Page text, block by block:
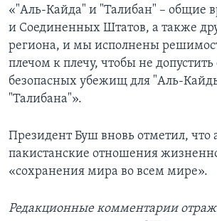
«"Аль-Кайда" и "Талибан" – общие
и Соединенных Штатов, а также
региона, и мы исполнены
плечом к плечу, чтобы не допустить
безопасных убежищ для "Аль-
"Талибана"».
Президент Буш вновь отметил, что
пакистанские отношения
«сохранения мира во всем мире».
Редакционные комментарии